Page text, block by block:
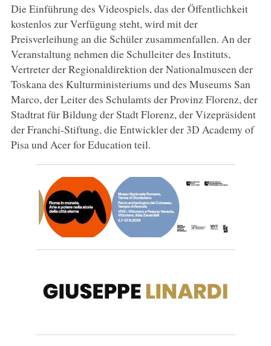
Die Einführung des Videospiels, das der Öffentlichkeit
kostenlos zur Verfügung steht, wird mit der
Preisverleihung an die Schüler zusammenfallen. An der
Veranstaltung nehmen die Schulleiter des Instituts,
Vertreter der Regionaldirektion der Nationalmuseen der
Toskana des Kulturministeriums und des Museums San
Marco, der Leiter des Schulamts der Provinz Florenz, der
Stadtrat für Bildung der Stadt Florenz, der Vizepräsident
der Franchi-Stiftung, die Entwickler der 3D Academy of
Pisa und Acer for Education teil.